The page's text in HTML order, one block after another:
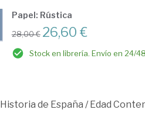
Papel: Rústica
28,00 € 26,60 €
Stock en librería. Envío en 24/
Historia de España /Edad